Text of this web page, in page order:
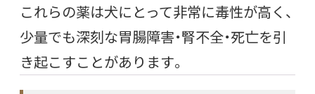
これらの薬は犬にとって非常に毒性が高く、
少量でも深刻な胃腸障害・腎不全・死亡を引
き起こすことがあります。